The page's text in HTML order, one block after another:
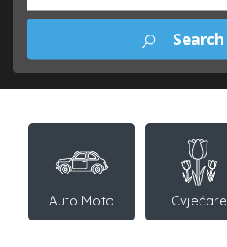
Auto Moto Cvjećare